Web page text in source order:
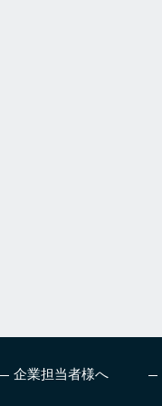
企業担当者様へ